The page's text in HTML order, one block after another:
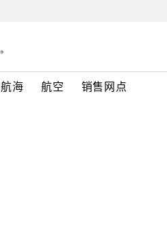
航海 航空 销售网点